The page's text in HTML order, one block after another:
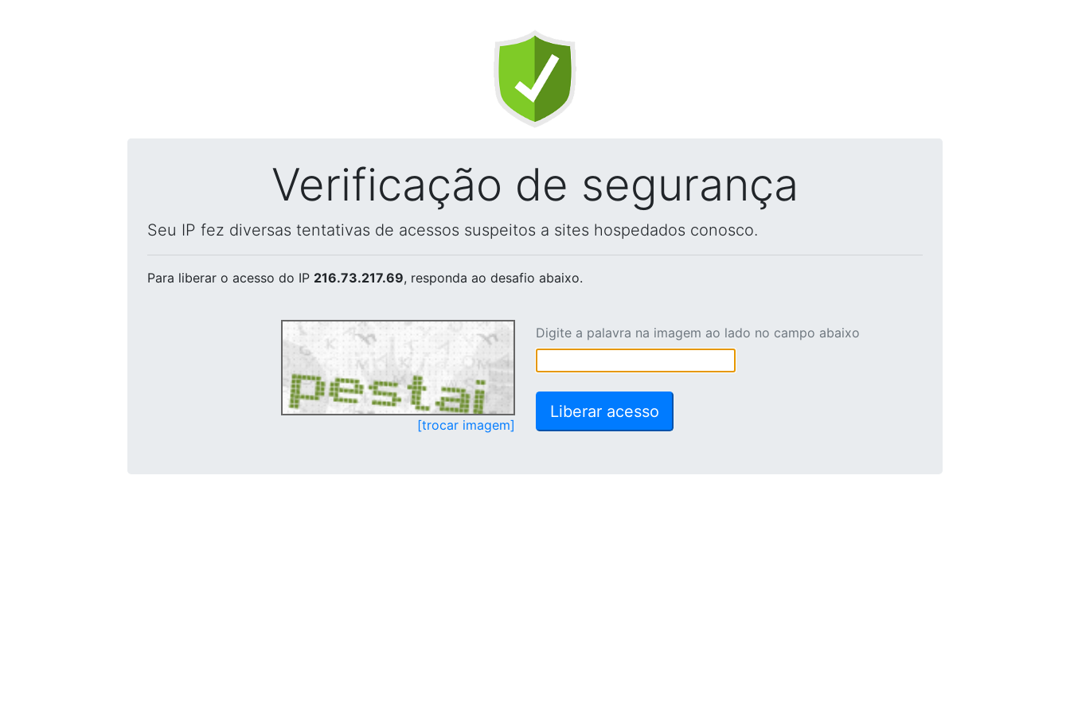
Verificação de segurança
Seu IP fez diversas tentativas de acessos suspeitos a sites hospedados conosco.
Para liberar o acesso do IP 216.73.217.69, responda ao desafio abaixo.
[trocar imagem]
Digite a palavra na imagem ao lado no campo abaixo